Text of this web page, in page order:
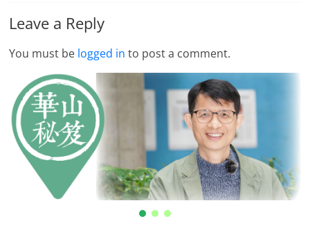
Leave a Reply
You must be logged in to post a comment.